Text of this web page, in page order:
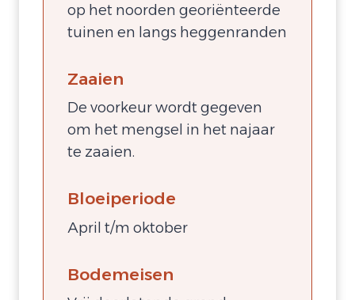
op het noorden georiënteerde
tuinen en langs heggenranden
Zaaien
De voorkeur wordt gegeven
om het mengsel in het najaar
te zaaien.
Bloeiperiode
April t/m oktober
Bodemeisen